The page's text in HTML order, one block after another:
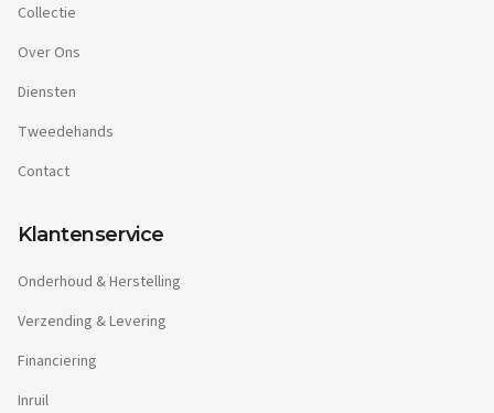
Collectie
Over Ons
Diensten
Tweedehands
Contact
Klantenservice
Onderhoud & Herstelling
Verzending & Levering
Financiering
Inruil